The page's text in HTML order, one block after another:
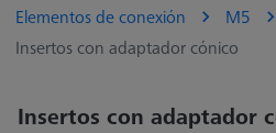
Elementos de conexión
M5
Insertos con adaptador cónico
Insertos con adaptador